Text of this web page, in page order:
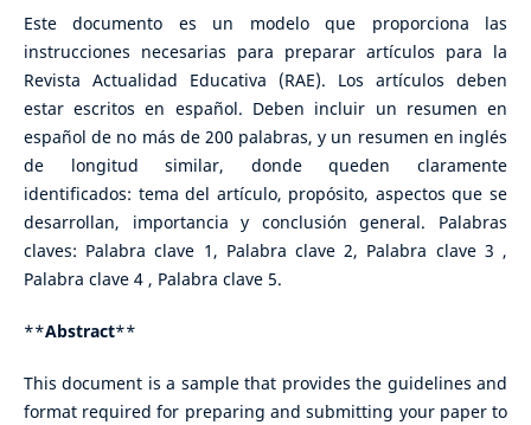
Este documento es un modelo que proporciona las
instrucciones necesarias para preparar artículos para la
Revista Actualidad Educativa (RAE). Los artículos deben
estar escritos en español. Deben incluir un resumen en
español de no más de 200 palabras, y un resumen en inglés
de longitud similar, donde queden claramente
identificados: tema del artículo, propósito, aspectos que se
desarrollan, importancia y conclusión general. Palabras
claves: Palabra clave 1, Palabra clave 2, Palabra clave 3 ,
Palabra clave 4 , Palabra clave 5.
**Abstract**
This document is a sample that provides the guidelines and
format required for preparing and submitting your paper to